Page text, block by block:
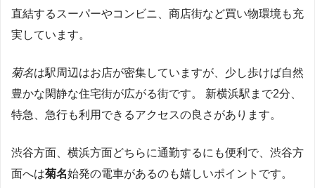
直結するスーパーやコンビニ、商店街など買い物環境も充
実しています。
菊名は駅周辺はお店が密集していますが、少し歩けば自然
豊かな閑静な住宅街が広がる街です。 新横浜駅まで2分、
特急、急行も利用できるアクセスの良さがあります。
渋谷方面、横浜方面どちらに通勤するにも便利で、渋谷方
面へは菊名始発の電車があるのも嬉しいポイントです。